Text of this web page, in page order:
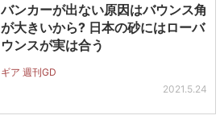
バンカーが出ない原因はバウンス角
が大きいから? 日本の砂にはローバ
ウンスが実は合う
ギア 週刊GD
2021.5.24